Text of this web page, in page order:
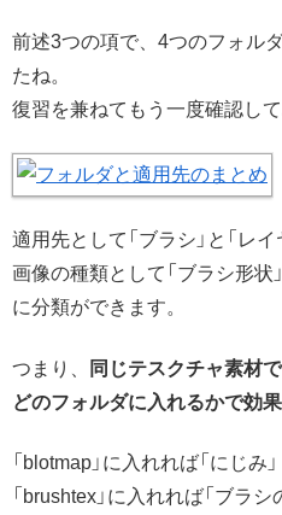
前述3つの項で、4つのフォル
たね。
復習を兼ねてもう一度確認して
適用先として「ブラシ」と「レ
画像の種類として「ブラシ形状
に分類ができます。
つまり、
同じテスクチャ素材
どのフォルダに入れるかで効
「blotmap」に入れれば「にじみ」
「brushtex」に入れれば「ブラシ